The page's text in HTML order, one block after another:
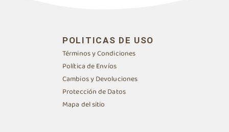
POLITICAS DE USO
Términos y Condiciones
Política de Envíos
Cambios y Devoluciones
Protección de Datos
Mapa del sitio